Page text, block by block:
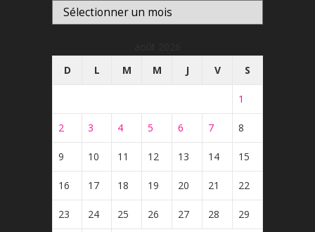
Archives
D
L M M J V S
1
2 3 4 5 6 7 8
9 10 11 12 13 14 15
16 17 18 19 20 21 22
23 24 25 26 27 28 29